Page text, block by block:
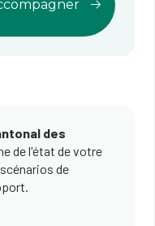
des
de l'état de votre
de